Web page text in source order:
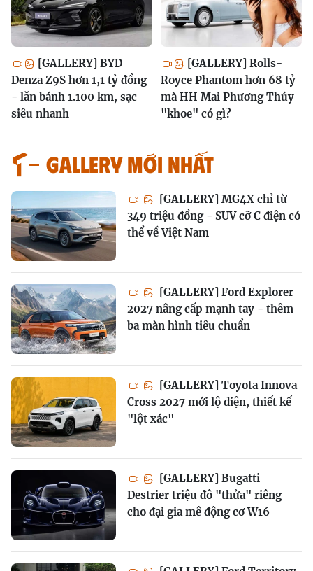
[GALLERY] BYD
Denza Z9S hơn 1,1 tỷ đồng
- lăn bánh 1.100 km, sạc
siêu nhanh
[GALLERY] Rolls-
Royce Phantom hơn 68 tỷ
mà HH Mai Phương Thúy
"khoe" có gì?
GALLERY MỚI NHẤT
[GALLERY] MG4X chỉ từ
349 triệu đồng - SUV cỡ C điện có
thể về Việt Nam
[GALLERY] Ford Explorer
2027 nâng cấp mạnh tay - thêm
ba màn hình tiêu chuẩn
[GALLERY] Toyota Innova
Cross 2027 mới lộ diện, thiết kế
"lột xác"
[GALLERY] Bugatti
Destrier triệu đô "thửa" riêng
cho đại gia mê động cơ W16